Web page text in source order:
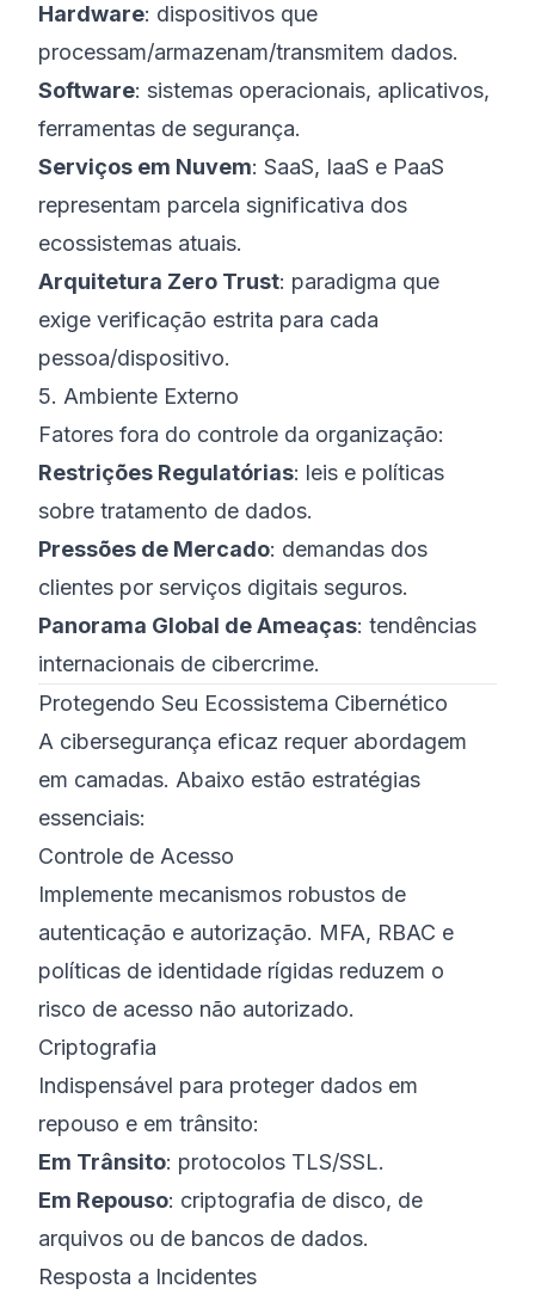
Hardware: dispositivos que
processam/armazenam/transmitem dados.
Software: sistemas operacionais, aplicativos,
ferramentas de segurança.
Serviços em Nuvem: SaaS, IaaS e PaaS
representam parcela significativa dos
ecossistemas atuais.
Arquitetura Zero Trust: paradigma que
exige verificação estrita para cada
pessoa/dispositivo.
5. Ambiente Externo
Fatores fora do controle da organização:
Restrições Regulatórias: leis e políticas
sobre tratamento de dados.
Pressões de Mercado: demandas dos
clientes por serviços digitais seguros.
Panorama Global de Ameaças: tendências
internacionais de cibercrime.
Protegendo Seu Ecossistema Cibernético
A cibersegurança eficaz requer abordagem
em camadas. Abaixo estão estratégias
essenciais:
Controle de Acesso
Implemente mecanismos robustos de
autenticação e autorização. MFA, RBAC e
políticas de identidade rígidas reduzem o
risco de acesso não autorizado.
Criptografia
Indispensável para proteger dados em
repouso e em trânsito:
Em Trânsito: protocolos TLS/SSL.
Em Repouso: criptografia de disco, de
arquivos ou de bancos de dados.
Resposta a Incidentes